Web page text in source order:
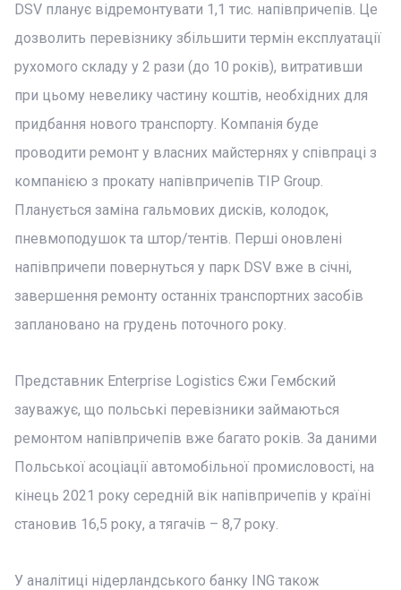
DSV планує відремонтувати 1,1 тис. напівпричепів. Це
дозволить перевізнику збільшити термін експлуатації
рухомого складу у 2 рази (до 10 років), витративши
при цьому невелику частину коштів, необхідних для
придбання нового транспорту. Компанія буде
проводити ремонт у власних майстернях у співпраці з
компанією з прокату напівпричепів TIP Group.
Планується заміна гальмових дисків, колодок,
пневмоподушок та штор/тентів. Перші оновлені
напівпричепи повернуться у парк DSV вже в січні,
завершення ремонту останніх транспортних засобів
заплановано на грудень поточного року.
Представник Enterprise Logistics Єжи Гембский
зауважує, що польські перевізники займаються
ремонтом напівпричепів вже багато років. За даними
Польської асоціації автомобільної промисловості, на
кінець 2021 року середній вік напівпричепів у країні
становив 16,5 року, а тягачів – 8,7 року.
У аналітиці нідерландського банку ING також